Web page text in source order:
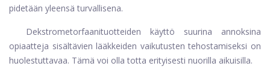
pidetään yleensä turvallisena.
Dekstrometorfaanituotteiden käyttö suurina annoksina
opiaatteja sisältävien lääkkeiden vaikutusten tehostamiseksi on
huolestuttavaa. Tämä voi olla totta erityisesti nuorilla aikuisilla.